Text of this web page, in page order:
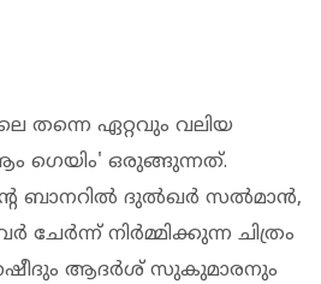
തന്നെ ഏറ്റവും വലിയ
ഗെയിം' ഒരുങ്ങുന്നത്.
ബാനറില്‍ ദുല്‍ഖര്‍ സല്‍മാന്‍,
ചേര്‍ന്ന് നിര്‍മ്മിക്കുന്ന ചിത്രം
ആദര്‍ശ് സുകുമാരനും